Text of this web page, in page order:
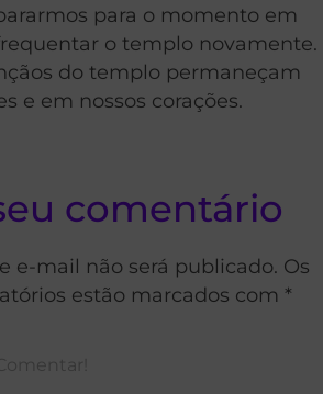
para o momento em
o templo novamente.
do templo permaneçam
e em nossos corações.
comentário
e-mail não será publicado. Os
estão marcados com *